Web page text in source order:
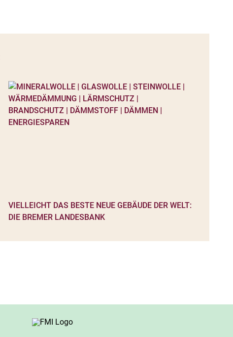
VIELLEICHT DAS BESTE NEUE GEBÄUDE DER WELT:
DIE BREMER LANDESBANK